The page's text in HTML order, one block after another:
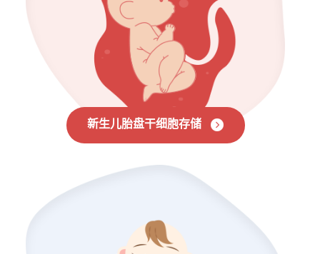
新生儿胎盘干细胞存储